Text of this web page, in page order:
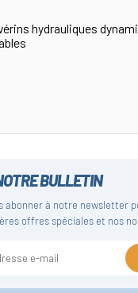
hydrauliques
BULLETIN
abonner à notre newsletter
offres spéciales et nos